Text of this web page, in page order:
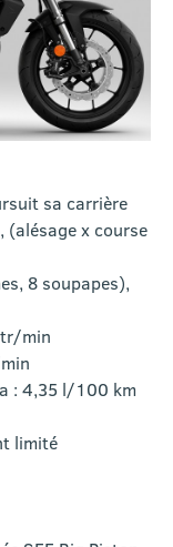
sa carrière
(alésage x course
8 soupapes),
tr/min
: 4,35 l/100 km
limité